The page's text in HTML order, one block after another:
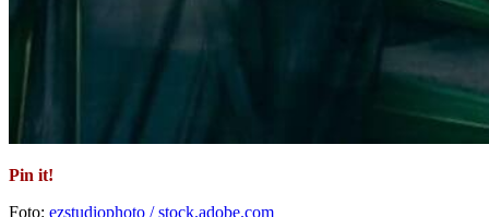
Pin it!
Foto: ezstudiophoto / stock.adobe.com